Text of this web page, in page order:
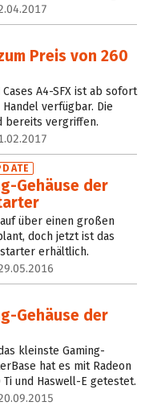
Preis von 260
Cases A4-SFX ist ab sofort
verfügbar. Die
bereits vergriffen.
Gehäuse der
über einen großen
doch jetzt ist das
erhältlich.
Gehäuse der
kleinste Gaming-
hat es mit Radeon
Ti und Haswell-E getestet.